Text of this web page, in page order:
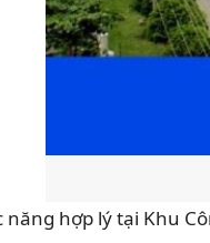
năng hợp lý tại Khu